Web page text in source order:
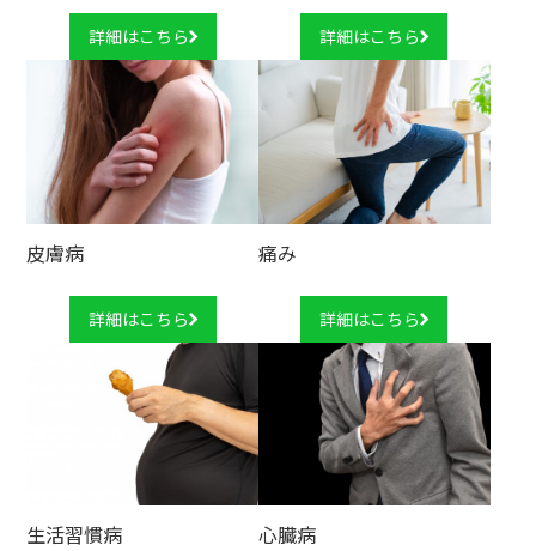
詳細はこちら 詳細はこちら
皮膚病
詳細はこちら
痛み
詳細はこちら
生活習慣病 心臓病